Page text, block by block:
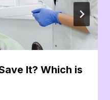
It? Which is